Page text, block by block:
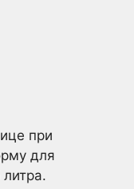
при
для